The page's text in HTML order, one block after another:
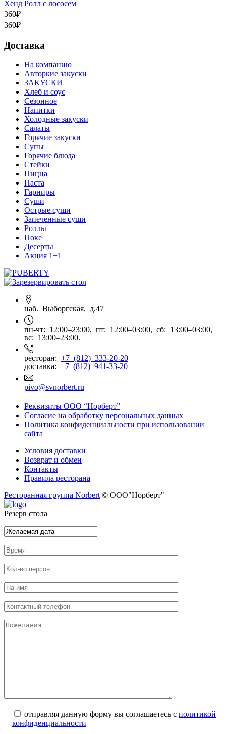
Хенд Ролл с лососем
360₽
360₽
Доставка
На компанию
Авторкие закуски
ЗАКУСКИ
Хлеб и соус
Сезонное
Напитки
Холодные закуски
Салаты
Горячие закуски
Супы
Горячие блюда
Стейки
Пицца
Паста
Гарниры
Суши
Острые суши
Запеченные суши
Роллы
Поке
Десерты
Акция 1+1
наб. Выборгская, д.47
пн-чт: 12:00–23:00, пт: 12:00–03:00, сб: 13:00–03:00,
вс: 13:00–23:00.
ресторан: +7 (812) 333-20-20
доставка: +7 (812) 941-33-20
pivo@svnorbert.ru
Реквизиты ООО “Норберт”
Согласие на обработку персональных данных
Политика конфиденциальности при использовании
сайта
Условия доставки
Возврат и обмен
Контакты
Правила ресторана
Ресторанная группа Norbert © ООО"Норберт"
Резерв стола
отправляя данную форму вы соглашаетесь с политикой
конфиденциальности